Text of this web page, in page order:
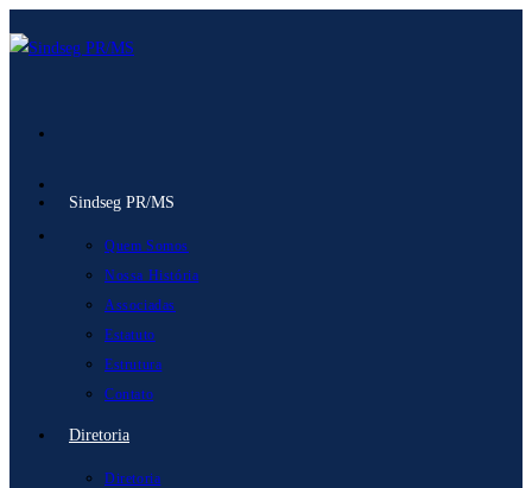
para
Sindseg PR/MS
Quem Somos
Nossa História
Associadas
Estatuto
Estrutura
Contato
Diretoria
Diretoria